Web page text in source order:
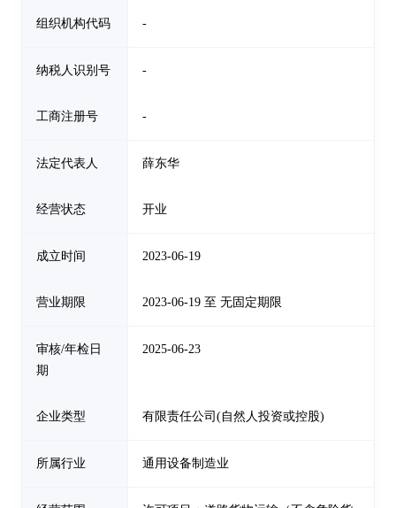
组织机构代码 -
纳税人识别号 -
工商注册号 -
法定代表人 薛东华
经营状态 开业
成立时间 2023-06-19
营业期限 2023-06-19 至 无固定期限
审核/年检日
期
2025-06-23
企业类型 有限责任公司(自然人投资或控股)
所属行业 通用设备制造业